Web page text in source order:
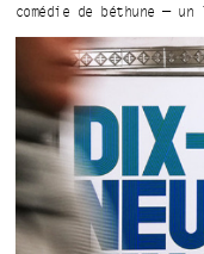
comédie de béthune — un